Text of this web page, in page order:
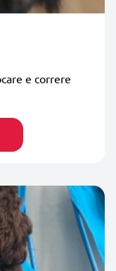
e correre